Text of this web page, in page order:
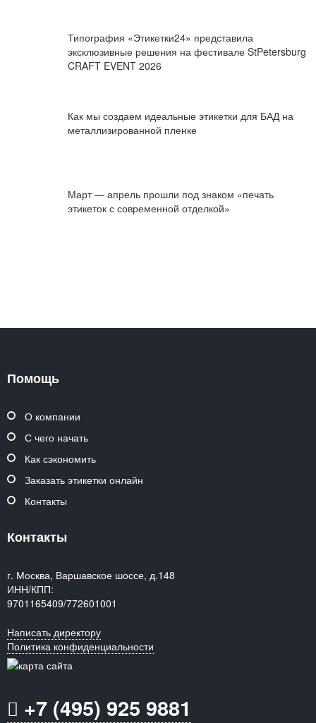
Типография «Этикетки24» представила
эксклюзивные решения на фестивале StPetersburg
CRAFT EVENT 2026
Как мы создаем идеальные этикетки для БАД на
металлизированной пленке
Март — апрель прошли под знаком «печать
этикеток с современной отделкой»
Помощь
О компании
С чего начать
Как сэкономить
Заказать этикетки онлайн
Контакты
Контакты
г. Москва, Варшавское шоссе, д.148
ИНН/КПП:
9701165409/772601001
Написать директору
Политика конфиденциальности
+7 (495) 925 9881